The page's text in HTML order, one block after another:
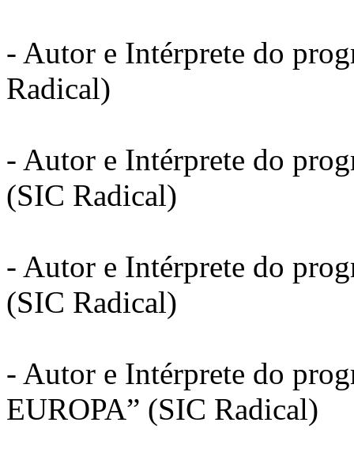
- Autor e Intérprete do
Radical)
- Autor e Intérprete do
(SIC Radical)
- Autor e Intérprete do
(SIC Radical)
- Autor e Intérprete do
EUROPA” (SIC Radical)